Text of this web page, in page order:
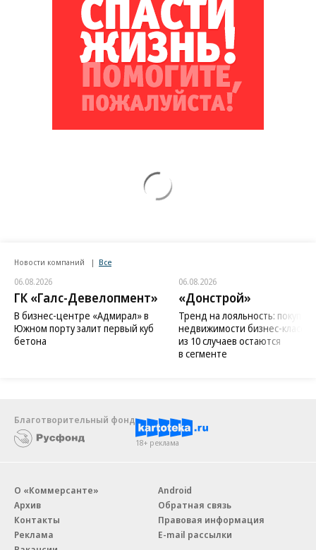
Новости компаний Все
06.08.2026
ГК «Галс-Девелопмент»
В бизнес-центре «Адмирал» в
Южном порту залит первый куб
бетона
06.08.2026
«Донстрой»
Тренд на лояльность:
недвижимости бизнес-класса
из 10 случаев остаются
в сегменте
Благотворительный фонд
18+ реклама
О «Коммерсанте»
Архив
Контакты
Реклама
Android
Обратная связь
Правовая информация
E-mail рассылки